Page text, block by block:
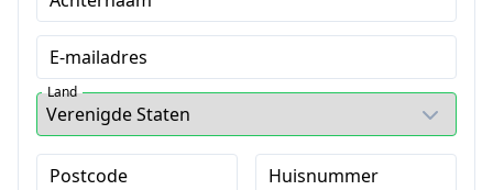
E-mailadres
Land
Postcode Huisnummer